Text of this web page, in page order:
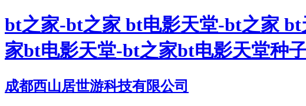
bt之家-bt之家 bt电影天堂-bt之家
家bt电影天堂-bt之家bt电影天堂种
成都西山居世游科技有限公司